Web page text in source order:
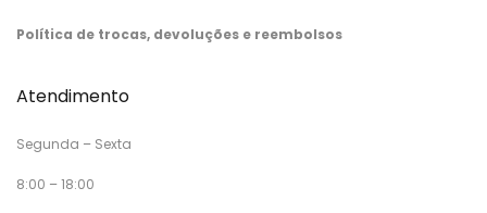
Política de trocas, devoluções e reembolsos
Atendimento
Segunda – Sexta
8:00 – 18:00